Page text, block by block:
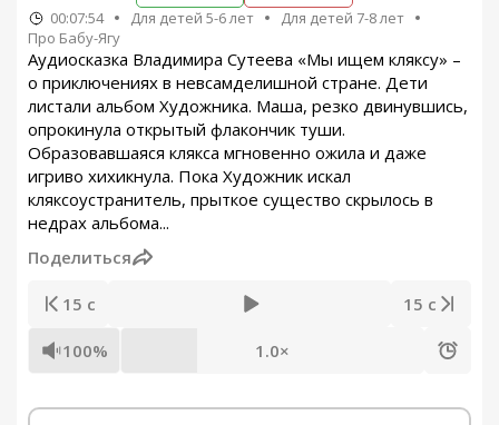
00:07:54 Для детей 5-6 лет
Для детей 7-8 лет
Про Бабу-Ягу
Аудиосказка Владимира Сутеева «Мы ищем кляксу» –
о приключениях в невсамделишной стране. Дети
листали альбом Художника. Маша, резко двинувшись,
опрокинула открытый флакончик туши.
Образовавшаяся клякса мгновенно ожила и даже
игриво хихикнула. Пока Художник искал
кляксоустранитель, прыткое существо скрылось в
недрах альбома...
Поделиться
15 с 15 с
100% 1.0×